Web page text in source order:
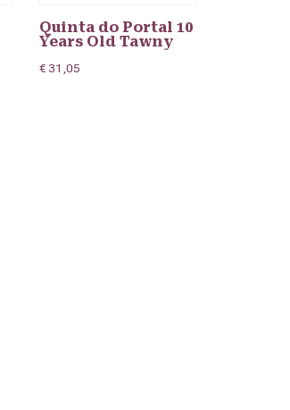
Quinta do Portal 10
Years Old Tawny
€31,05